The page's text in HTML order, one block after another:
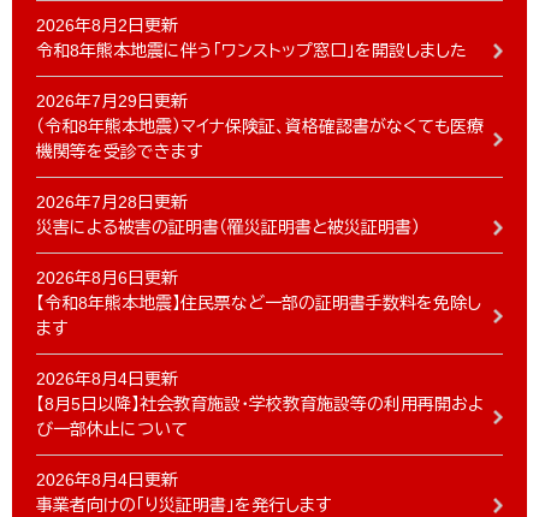
2026年8月2日更新
令和8年熊本地震に伴う「ワンストップ窓口」を開設しました
2026年7月29日更新
（令和8年熊本地震）マイナ保険証、資格確認書がなくても医療
機関等を受診できます
2026年7月28日更新
災害による被害の証明書（罹災証明書と被災証明書）
2026年8月6日更新
【令和8年熊本地震】住民票など一部の証明書手数料を免除し
ます
2026年8月4日更新
【8月5日以降】社会教育施設・学校教育施設等の利用再開およ
び一部休止について
2026年8月4日更新
事業者向けの「り災証明書」を発行します